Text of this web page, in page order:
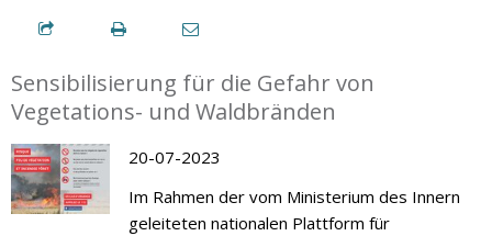
Sensibilisierung für die Gefahr von
Vegetations- und Waldbränden
20-07-2023
Im Rahmen der vom Ministerium des Innern
geleiteten nationalen Plattform für